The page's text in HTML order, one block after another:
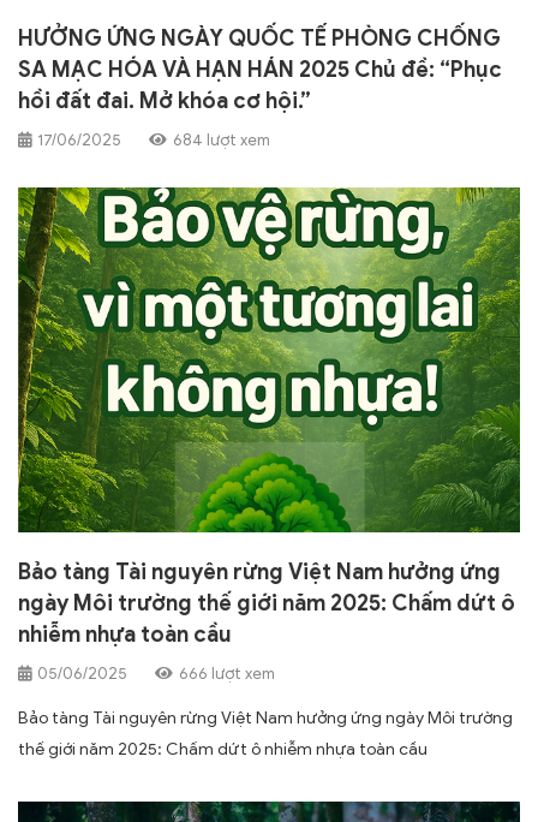
HƯỞNG ỨNG NGÀY QUỐC TẾ PHÒNG CHỐNG
SA MẠC HÓA VÀ HẠN HÁN 2025 Chủ đề: “Phục
hồi đất đai. Mở khóa cơ hội.”
17/06/2025 684 lượt xem
Bảo tàng Tài nguyên rừng Việt Nam hưởng ứng
ngày Môi trường thế giới năm 2025: Chấm dứt ô
nhiễm nhựa toàn cầu
05/06/2025 666 lượt xem
Bảo tàng Tài nguyên rừng Việt Nam hưởng ứng ngày Môi trường
thế giới năm 2025: Chấm dứt ô nhiễm nhựa toàn cầu